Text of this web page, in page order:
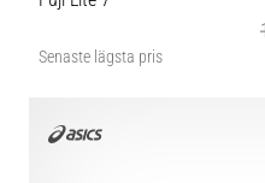
Senaste lägsta pris
40½ 41½ 42 42½ 43½ 44 44½